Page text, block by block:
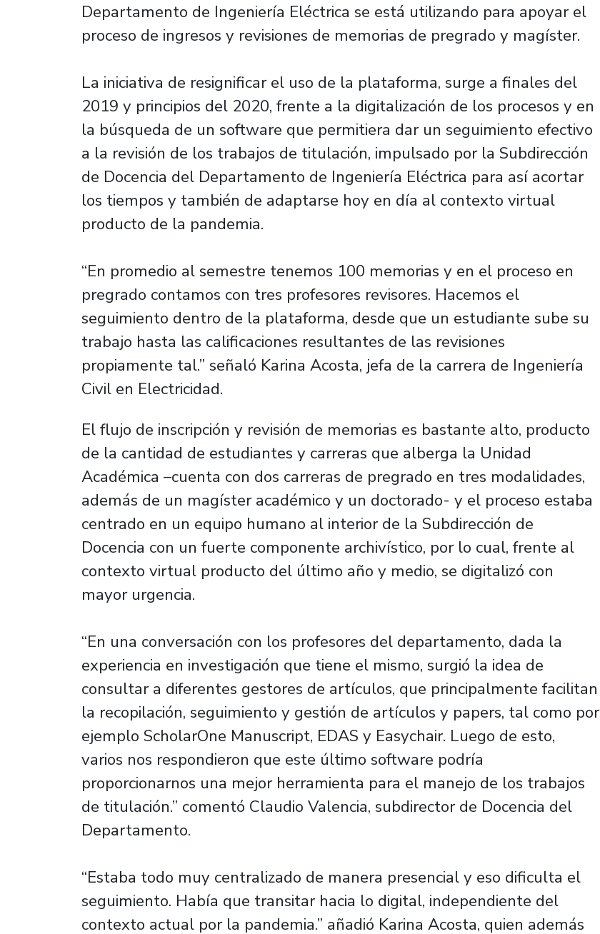
Departamento de Ingeniería Eléctrica se está utilizando para apoyar el
proceso de ingresos y revisiones de memorias de pregrado y magíster.
La iniciativa de resignificar el uso de la plataforma, surge a finales del
2019 y principios del 2020, frente a la digitalización de los procesos y en
la búsqueda de un software que permitiera dar un seguimiento efectivo
a la revisión de los trabajos de titulación, impulsado por la Subdirección
de Docencia del Departamento de Ingeniería Eléctrica para así acortar
los tiempos y también de adaptarse hoy en día al contexto virtual
producto de la pandemia.
“En promedio al semestre tenemos 100 memorias y en el proceso en
pregrado contamos con tres profesores revisores. Hacemos el
seguimiento dentro de la plataforma, desde que un estudiante sube su
trabajo hasta las calificaciones resultantes de las revisiones
propiamente tal.” señaló Karina Acosta, jefa de la carrera de Ingeniería
Civil en Electricidad.
El flujo de inscripción y revisión de memorias es bastante alto, producto
de la cantidad de estudiantes y carreras que alberga la Unidad
Académica –cuenta con dos carreras de pregrado en tres modalidades,
además de un magíster académico y un doctorado- y el proceso estaba
centrado en un equipo humano al interior de la Subdirección de
Docencia con un fuerte componente archivístico, por lo cual, frente al
contexto virtual producto del último año y medio, se digitalizó con
mayor urgencia.
“En una conversación con los profesores del departamento, dada la
experiencia en investigación que tiene el mismo, surgió la idea de
consultar a diferentes gestores de artículos, que principalmente facilitan
la recopilación, seguimiento y gestión de artículos y papers, tal como por
ejemplo ScholarOne Manuscript, EDAS y Easychair. Luego de esto,
varios nos respondieron que este último software podría
proporcionarnos una mejor herramienta para el manejo de los trabajos
de titulación.” comentó Claudio Valencia, subdirector de Docencia del
Departamento.
“Estaba todo muy centralizado de manera presencial y eso dificulta el
seguimiento. Había que transitar hacia lo digital, independiente del
contexto actual por la pandemia.” añadió Karina Acosta, quien además